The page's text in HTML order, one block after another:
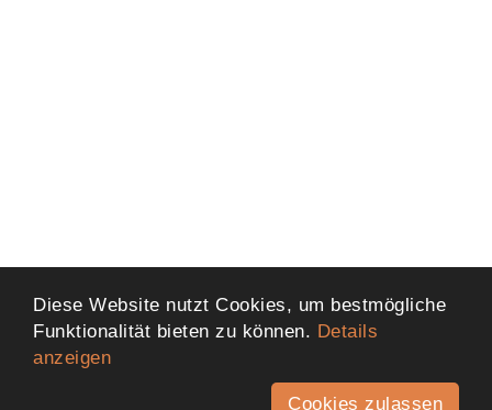
Diese Website nutzt Cookies, um bestmögliche
Funktionalität bieten zu können. Details
anzeigen
Cookies zulassen